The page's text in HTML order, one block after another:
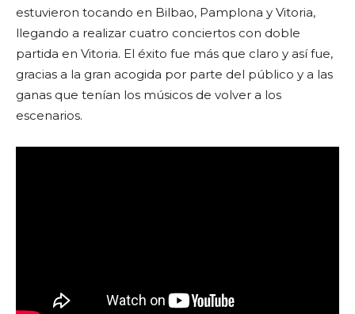
estuvieron tocando en Bilbao, Pamplona y Vitoria,
llegando a realizar cuatro conciertos con doble
partida en Vitoria. El éxito fue más que claro y así fue,
gracias a la gran acogida por parte del público y a las
ganas que tenían los músicos de volver a los
escenarios.